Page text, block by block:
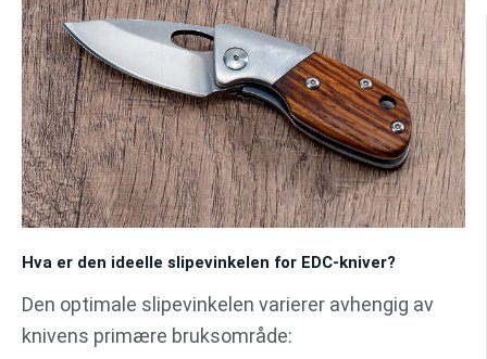
Hva er den ideelle slipevinkelen for EDC-kniver?
Den optimale slipevinkelen varierer avhengig av
knivens primære bruksområde: